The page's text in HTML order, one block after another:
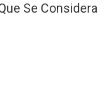
Se Considera